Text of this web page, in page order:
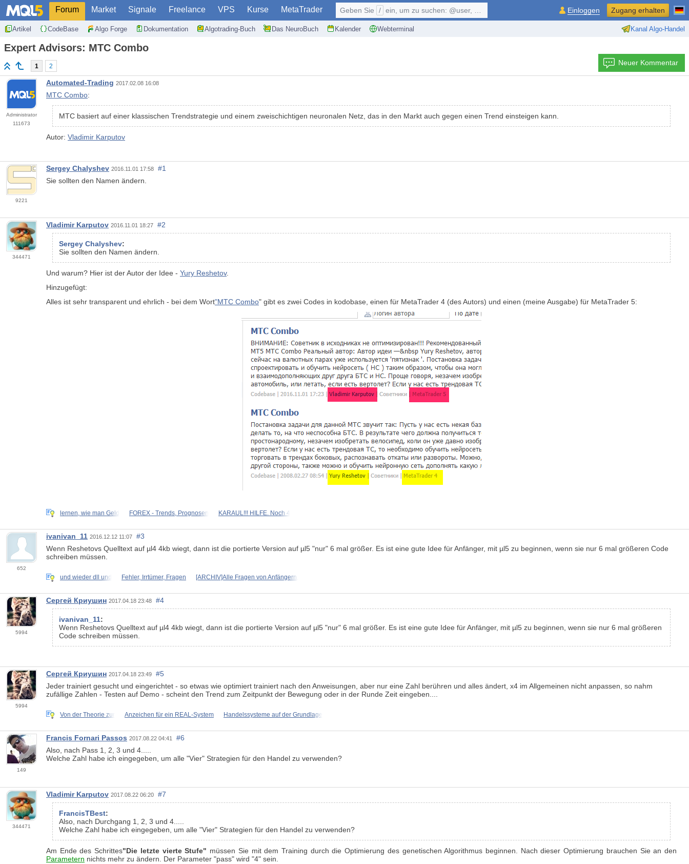
Forum Market Signale Freelance VPS Kurse MetaTrader
Artikel CodeBase Algo Forge Dokumentation Algotrading-Buch Das NeuroBuch Kalender Webterminal Kanal Algo-Handel
Geben Sie / ein, um zu suchen: @user, $symbol, ... Einloggen Zugang erhalten
Expert Advisors: MTC Сombo
1 2 Neuer Kommentar
Administrator
111673
Automated-Trading 2017.02.08 16:08
MTC Сombo:
MTC basiert auf einer klassischen Trendstrategie und einem zweischichtigen neuronalen Netz, das in den Markt auch gegen einen Trend einsteigen kann.
Autor: Vladimir Karputov
9221
Sergey Chalyshev 2016.11.01 17:58
#1
Sie sollten den Namen ändern.
344471
Vladimir Karputov 2016.11.01 18:27 #2
Sergey Chalyshev:
Sie sollten den Namen ändern.
Und warum? Hier ist der Autor der Idee - Yury Reshetov.
Hinzugefügt:
Alles ist sehr transparent und ehrlich - bei dem Wort"MTC Combo" gibt es zwei Codes in kodobase, einen für MetaTrader 4 (des Autors) und einen (meine Ausgabe) für MetaTrader 5:
lernen, wie man Geld FOREX - Trends, Prognosen KARAUL!!! HILFE. Noch 4
652
ivanivan_11 2016.12.12 11:07
#3
Wenn Reshetovs Quelltext auf µl4 4kb wiegt, dann ist die portierte Version auf µl5 "nur" 6 mal größer. Es ist eine gute Idee für Anfänger, mit µl5 zu beginnen, wenn sie nur 6 mal größeren Code
schreiben müssen.
und wieder dll und Fehler, Irrtümer, Fragen [ARCHIV]Alle Fragen von Anfängern,
5994
Сергей Криушин 2017.04.18 23:48 #4
ivanivan_11:
Wenn Reshetovs Quelltext auf µl4 4kb wiegt, dann ist die portierte Version auf µl5 "nur" 6 mal größer. Es ist eine gute Idee für Anfänger, mit µl5 zu beginnen, wenn sie nur 6 mal größeren
Code schreiben müssen.
5994
Сергей Криушин 2017.04.18 23:49
#5
Jeder trainiert gesucht und eingerichtet - so etwas wie optimiert trainiert nach den Anweisungen, aber nur eine Zahl berühren und alles ändert, x4 im Allgemeinen nicht anpassen, so nahm
zufällige Zahlen - Testen auf Demo - scheint den Trend zum Zeitpunkt der Bewegung oder in der Runde Zeit eingeben....
Von der Theorie zur Anzeichen für ein REAL-System Handelssysteme auf der Grundlage
149
Francis Fornari Passos 2017.08.22 04:41
#6
Also, nach Pass 1, 2, 3 und 4.....
Welche Zahl habe ich eingegeben, um alle "Vier" Strategien für den Handel zu verwenden?
344471
Vladimir Karputov 2017.08.22 06:20 #7
FrancisTBest:
Also, nach Durchgang 1, 2, 3 und 4.....
Welche Zahl habe ich eingegeben, um alle "Vier" Strategien für den Handel zu verwenden?
Am Ende des Schrittes"Die letzte vierte Stufe" müssen Sie mit dem Training durch die Optimierung des genetischen Algorithmus beginnen. Nach dieser Optimierung brauchen Sie an den
Parametern nichts mehr zu ändern. Der Parameter "pass" wird "4" sein.